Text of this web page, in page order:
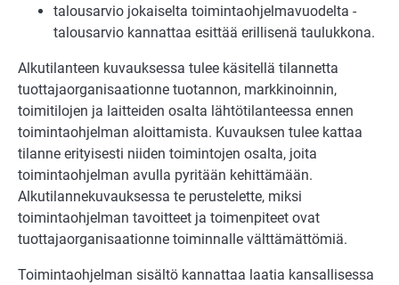
talousarvio jokaiselta toimintaohjelmavuodelta -
talousarvio kannattaa esittää erillisenä taulukkona.
Alkutilanteen kuvauksessa tulee käsitellä tilannetta
tuottajaorganisaationne tuotannon, markkinoinnin,
toimitilojen ja laitteiden osalta lähtötilanteessa ennen
toimintaohjelman aloittamista. Kuvauksen tulee kattaa
tilanne erityisesti niiden toimintojen osalta, joita
toimintaohjelman avulla pyritään kehittämään.
Alkutilannekuvauksessa te perustelette, miksi
toimintaohjelman tavoitteet ja toimenpiteet ovat
tuottajaorganisaationne toiminnalle välttämättömiä.
Toimintaohjelman sisältö kannattaa laatia kansallisessa